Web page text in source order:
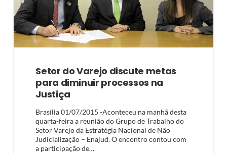
Setor do Varejo discute metas
para diminuir processos na
Justiça
Brasília 01/07/2015 -Aconteceu na manhã desta
quarta-feira a reunião do Grupo de Trabalho do
Setor Varejo da Estratégia Nacional de Não
Judicialização – Enajud. O encontro contou com
a participação de…